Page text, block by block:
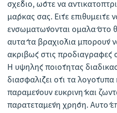
σχέδιο, ώστε να
μάρκας σας. Είτε επιθυμείτε
ενσωματώνονται ομαλά στο
αυτά τα βραχιόλια μπορούν
ακριβώς στις προδιαγραφές
Η υψηλής ποιότητας
διασφαλίζει ότι τα λογότυπα
παραμένουν ευκρινή και
παρατεταμένη χρήση. Αυτό